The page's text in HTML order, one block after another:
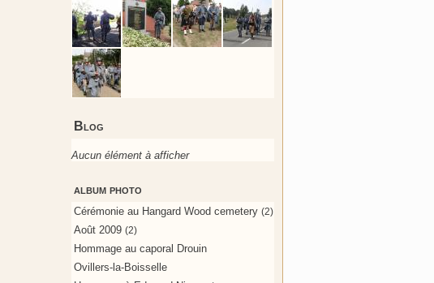
Blog
Aucun élément à afficher
album photo
Cérémonie au Hangard Wood cemetery (2)
Août 2009 (2)
Hommage au caporal Drouin
Ovillers-la-Boisselle